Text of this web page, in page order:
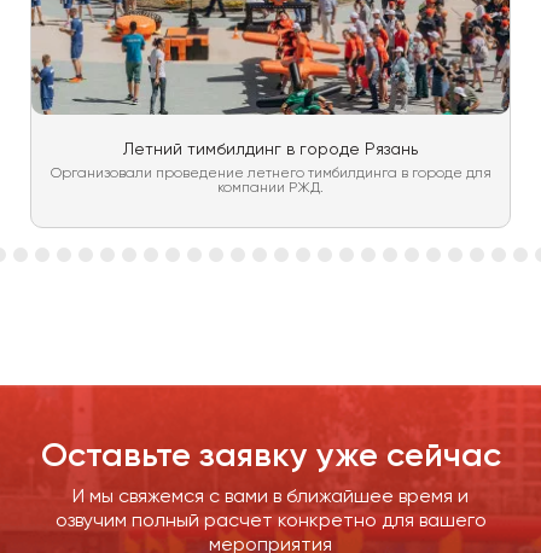
Летний тимбилдинг в городе Рязань
Организовали проведение летнего тимбилдинга в городе для
компании РЖД.
Оставьте заявку уже сейчас
И мы свяжемся с вами в ближайшее время и
озвучим полный расчет конкретно для вашего
мероприятия